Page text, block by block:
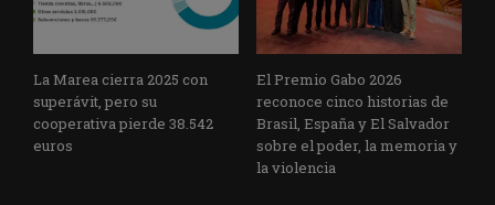
La Marea cierra 2025 con
superávit, pero su
cooperativa pierde 38.542
euros
El Premio Gabo 2026
reconoce cinco historias de
Brasil, España y El Salvador
sobre el poder, la memoria y
la violencia